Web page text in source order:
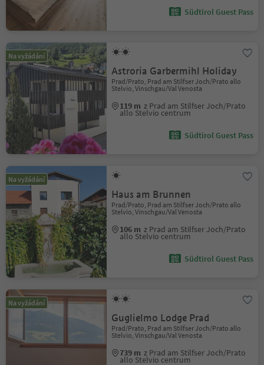
Südtirol Guest Pass
Na vyžádání
Astroria Garbermihl Holiday
Prad/Prato, Prad am Stilfser Joch/Prato allo
Stelvio, Vinschgau/Val Venosta
119 m z Prad am Stilfser Joch/Prato
allo Stelvio centrum
Südtirol Guest Pass
Na vyžádání
Haus am Brunnen
Prad/Prato, Prad am Stilfser Joch/Prato allo
Stelvio, Vinschgau/Val Venosta
106 m z Prad am Stilfser Joch/Prato
allo Stelvio centrum
Südtirol Guest Pass
Na vyžádání
Guglielmo Lodge Prad
Prad/Prato, Prad am Stilfser Joch/Prato allo
Stelvio, Vinschgau/Val Venosta
739 m z Prad am Stilfser Joch/Prato
allo Stelvio centrum